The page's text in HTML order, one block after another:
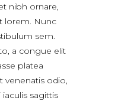
nibh ornare,
lorem. Nunc
sem.
a congue elit
platea
venenatis odio,
sagittis